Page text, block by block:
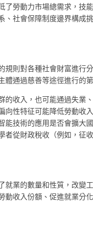
了勞動力市場總需求，
社會保障制度邊界構成
則對各種社會財富進行
通過慈善等途徑進行的
收入，也可能通過失業
性特征可能降低勞動收
技術的應用是否會擴大
從財政稅收（例如，征
業的數量和性質，改變
收入份額、促進就業分